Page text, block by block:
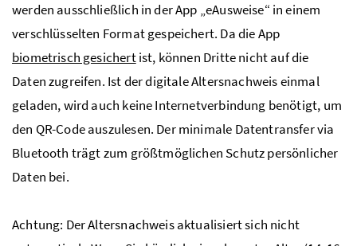
werden ausschließlich in der App „eAusweise“ in einem
verschlüsselten Format gespeichert. Da die App
biometrisch gesichertist, können Dritte nicht auf die
Daten zugreifen. Ist der digitale Altersnachweis einmal
geladen, wird auch keine Internetverbindung benötigt, um
den QR-Code auszulesen. Der minimale Datentransfer via
Bluetooth trägt zum größtmöglichen Schutz persönlicher
Daten bei.
Achtung: Der Altersnachweis aktualisiert sich nicht